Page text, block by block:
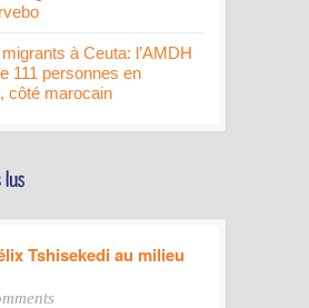
à Ceuta: l’AMDH
111 personnes en
côté marocain
Tshisekedi au milieu